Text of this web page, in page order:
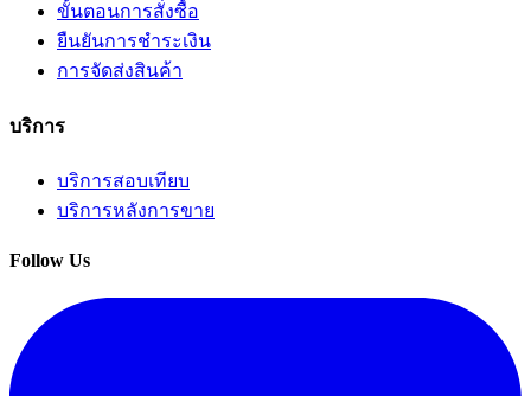
ขั้นตอนการสั่งซื้อ
ยืนยันการชำระเงิน
การจัดส่งสินค้า
บริการ
บริการสอบเทียบ
บริการหลังการขาย
Follow Us